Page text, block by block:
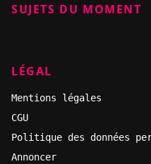
SUJETS DU MOMENT
LÉGAL
Mentions légales
CGU
Politique des données
Annoncer